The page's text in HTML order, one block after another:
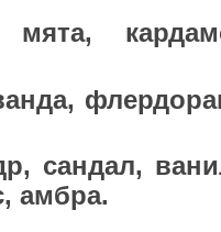
мята,
сандал,
амбра.